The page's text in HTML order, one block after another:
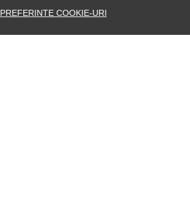
PREFERINTE COOKIE-URI